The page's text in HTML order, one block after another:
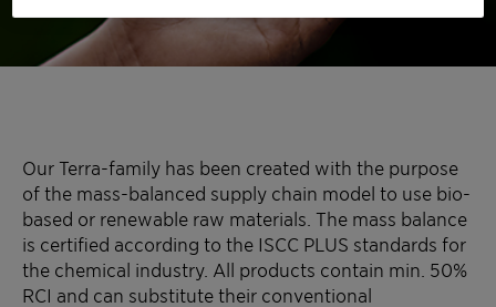
Our Terra-family has been created with the purpose
of the mass-balanced supply chain model to use bio-
based or renewable raw materials. The mass balance
is certified according to the ISCC PLUS standards for
the chemical industry. All products contain min. 50%
RCI and can substitute their conventional